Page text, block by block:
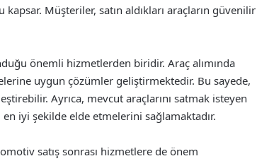
Müşteriler, satın aldıkları araçların güvenilir
önemli hizmetlerden biridir. Araç alımında
uygun çözümler geliştirmektedir. Bu sayede,
Ayrıca, mevcut araçlarını satmak isteyen
iyi şekilde elde etmelerini sağlamaktadır.
satış sonrası hizmetlere de önem